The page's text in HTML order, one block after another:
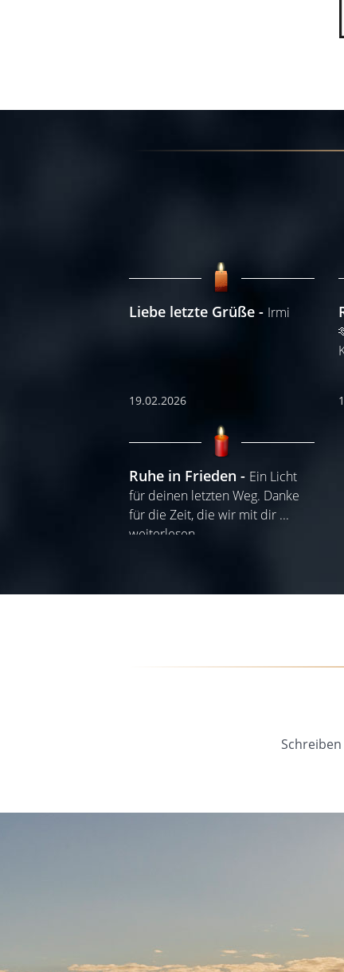
Liebe letzte Grüße Irmi
19.02.2026
Ruhe in Frieden
Ein Licht
für deinen letzten Weg. Danke
für die Zeit, die wir mit dir ...
weiterlesen